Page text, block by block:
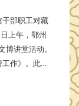
部职工对藏
上午，鄂州
讲堂活动。
作》。此次
理论 + 实践”